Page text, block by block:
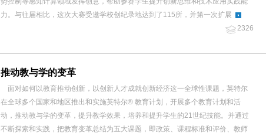
力。与往届相比，这次大赛受邀学校创纪录地达到了115所，并第一次扩展
2326
推动教与学的变革
面对如何以教育推动创新，以创新人才成就创新经济这一全球性课题，英特尔
在全球多个国家和地区推出和实施英特尔® 教育计划，开展多个教育计划和活
动，推动教与学的变革，提升教学效果，培养和提升学生的21世纪技能。并通过
不断探索和实践，把教育变革总结为五大课题，即政策、课程标准和评价、教师